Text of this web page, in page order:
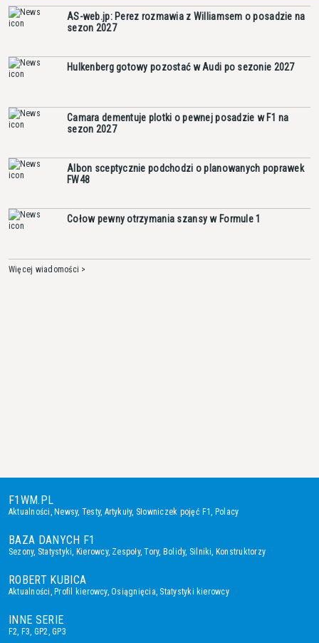
AS-web.jp: Perez rozmawia z Williamsem o posadzie na
sezon 2027
Hulkenberg gotowy pozostać w Audi po sezonie 2027
Camara dementuje plotki o pewnej posadzie w F1 na
sezon 2027
Albon sceptycznie podchodzi o planowanych poprawek
FW48
Cołow pewny otrzymania szansy w Formule 1
Więcej wiadomości >
F1WM.PL
Aktualności,Newsy, Testy, Artykuły, Słowniczek pojęć F1, Polacy
BAZA DANYCH F1
Sezony, Statystyki, Kierowcy, Zespoły,Tory, Bolidy, Silniki, Konstruktorzy
ROBERT KUBICA
Aktualności,Profil kierowcy,Osiągnięcia, Statystyki kierowcy
INNE SERIE
F2, F3, GP2,GP3